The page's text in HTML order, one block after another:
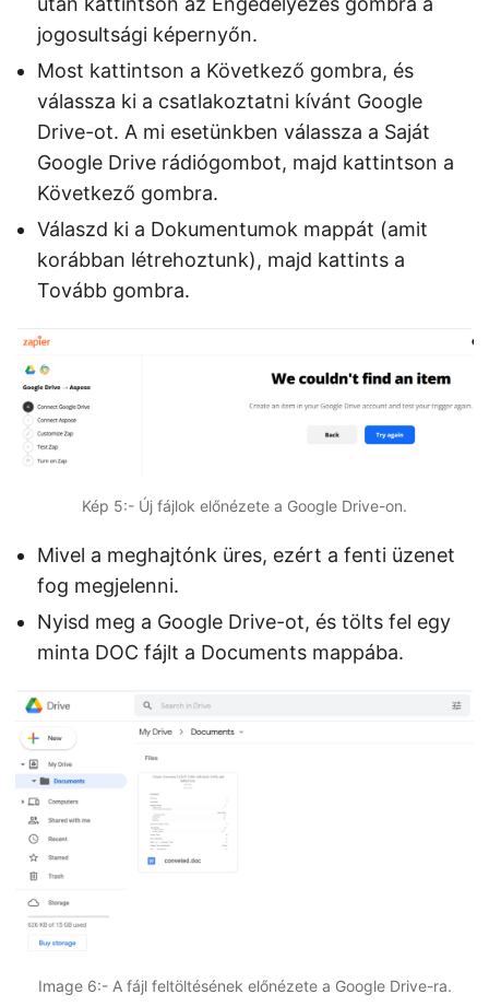
jogosultsági képernyőn.
Most kattintson a Következő gombra, és
válassza ki a csatlakoztatni kívánt Google
Drive-ot. A mi esetünkben válassza a Saját
Google Drive rádiógombot, majd kattintson a
Következő gombra.
Válaszd ki a Dokumentumok mappát (amit
korábban létrehoztunk), majd kattints a
Tovább gombra.
Kép 5:- Új fájlok előnézete a Google Drive-on.
Mivel a meghajtónk üres, ezért a fenti üzenet
fog megjelenni.
Nyisd meg a Google Drive-ot, és tölts fel egy
minta DOC fájlt a Documents mappába.
Image 6:- A fájl feltöltésének előnézete a Google Drive-ra.